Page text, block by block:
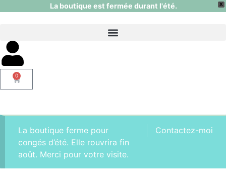
X
La boutique est fermée durant l'été.
0
Contactez-moi
La boutique ferme pour
congés d’été. Elle rouvrira fin
août. Merci pour votre visite.